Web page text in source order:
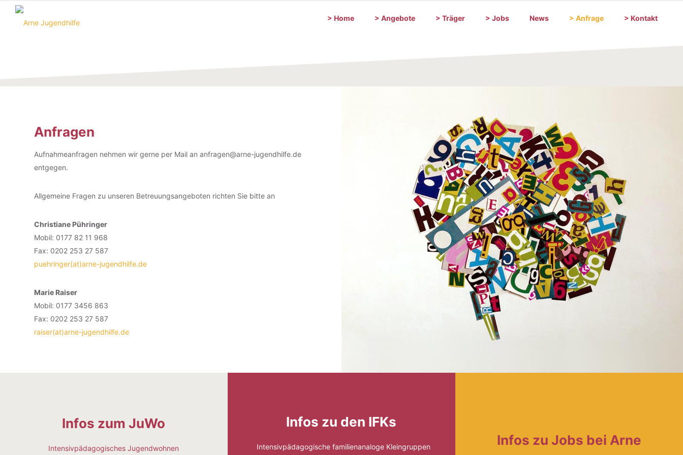
> Home > Angebote > Träger > Jobs News > Anfrage > Kontakt
Anfragen
Aufnahmeanfragen nehmen wir gerne per Mail an anfragen@arne-jugendhilfe.de
entgegen.
Allgemeine Fragen zu unseren Betreuungsangeboten richten Sie bitte an
Christiane Pühringer
Mobil: 0177 82 11 968
Fax: 0202 253 27 587
puehringer(at)arne-jugendhilfe.de
Marie Raiser
Mobil: 0177 3456 863
Fax: 0202 253 27 587
raiser(at)arne-jugendhilfe.de
Infos zum JuWo
Intensivpädagogisches Jugendwohnen
Infos zu den IFKs
Intensivpädagogische familienanaloge Kleingruppen Infos zu Jobs bei Arne